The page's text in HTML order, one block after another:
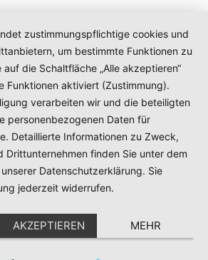
zustimmungspflichtige cookies und
um bestimmte Funktionen zu
auf die Schaltfläche „Alle akzeptieren“
Funktionen aktiviert (Zustimmung).
verarbeiten wir und die beteiligten
personenbezogenen Daten für
Detaillierte Informationen zu Zweck,
Drittunternehmen finden Sie unter dem
unserer Datenschutzerklärung. Sie
jederzeit widerrufen.
AKZEPTIEREN MEHR